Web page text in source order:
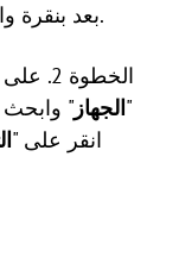
بعد بنقرة واحدة ، وعرض الشاشة ، وقفل الكمبيوتر.
"الجهاز " وابحث
انقر على "